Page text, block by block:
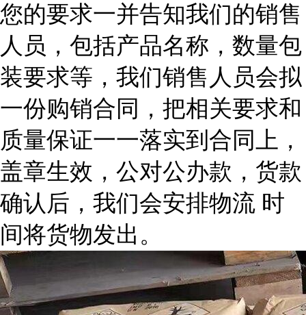
您的要求一并告知我们的销售
人员，包括产品名称，数量包
装要求等，我们销售人员会拟
一份购销合同，把相关要求和
质量保证一一落实到合同上，
盖章生效，公对公办款，货款
确认后，我们会安排物流 时
间将货物发出。